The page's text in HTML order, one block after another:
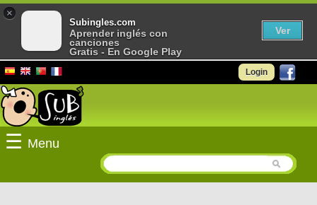
Login
☰ Menu
×
Subingles.com
Aprender inglés con
canciones
Gratis - En Google Play
Ver